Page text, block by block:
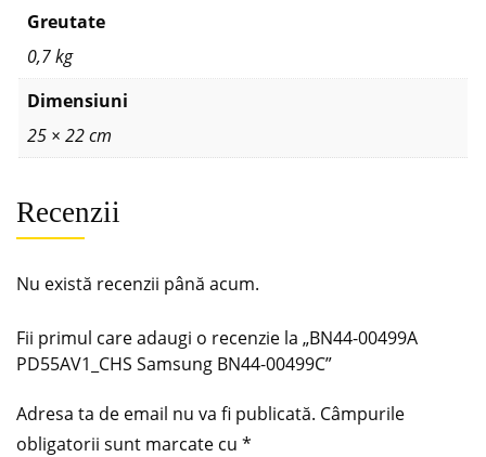
Greutate
0,7 kg
Dimensiuni
25 × 22 cm
Recenzii
Nu există recenzii până acum.
Fii primul care adaugi o recenzie la „BN44-00499A
PD55AV1_CHS Samsung BN44-00499C”
Adresa ta de email nu va fi publicată. Câmpurile
obligatorii sunt marcate cu *